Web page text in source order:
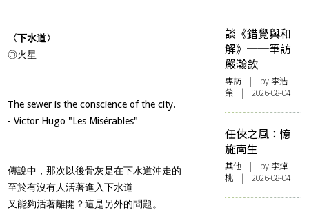
〈下水道〉
◎火星
The sewer is the conscience of the city.
- Victor Hugo "Les Misérables"
傳說中，那次以後骨灰是在下水道沖走的
至於有沒有人活著進入下水道
又能夠活著離開？這是另外的問題。
談《錯覺與和
解》──筆訪
嚴瀚欽
專訪 | by 李浩
榮 | 2026-08-04
任俠之風：憶
施南生
其他 | by 李焯
桃 | 2026-08-04